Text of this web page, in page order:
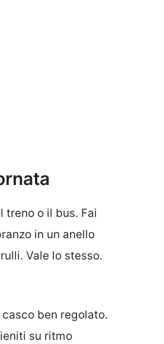
treno o il bus. Fai
in un anello
Vale lo stesso.
ben regolato.
su ritmo